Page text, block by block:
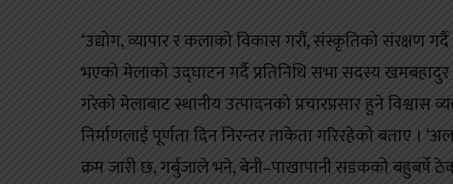
‘उद्योग, व्यापार र कलाको विकास गरौं, संस्कृतिको संरक्षण
भएको मेलाको उद्घाटन गर्दै प्रतिनिधि सभा सदस्य
गरेको मेलाबाट स्थानीय उत्पादनको प्रचारप्रसार हुने
निर्माणलाई पूर्णता दिन निरन्तर ताकेता गरिरहेको बताए ।
क्रम जारी छ, गर्बुजाले भने, बेनी–पाखापानी सडकको बहुबर्षे